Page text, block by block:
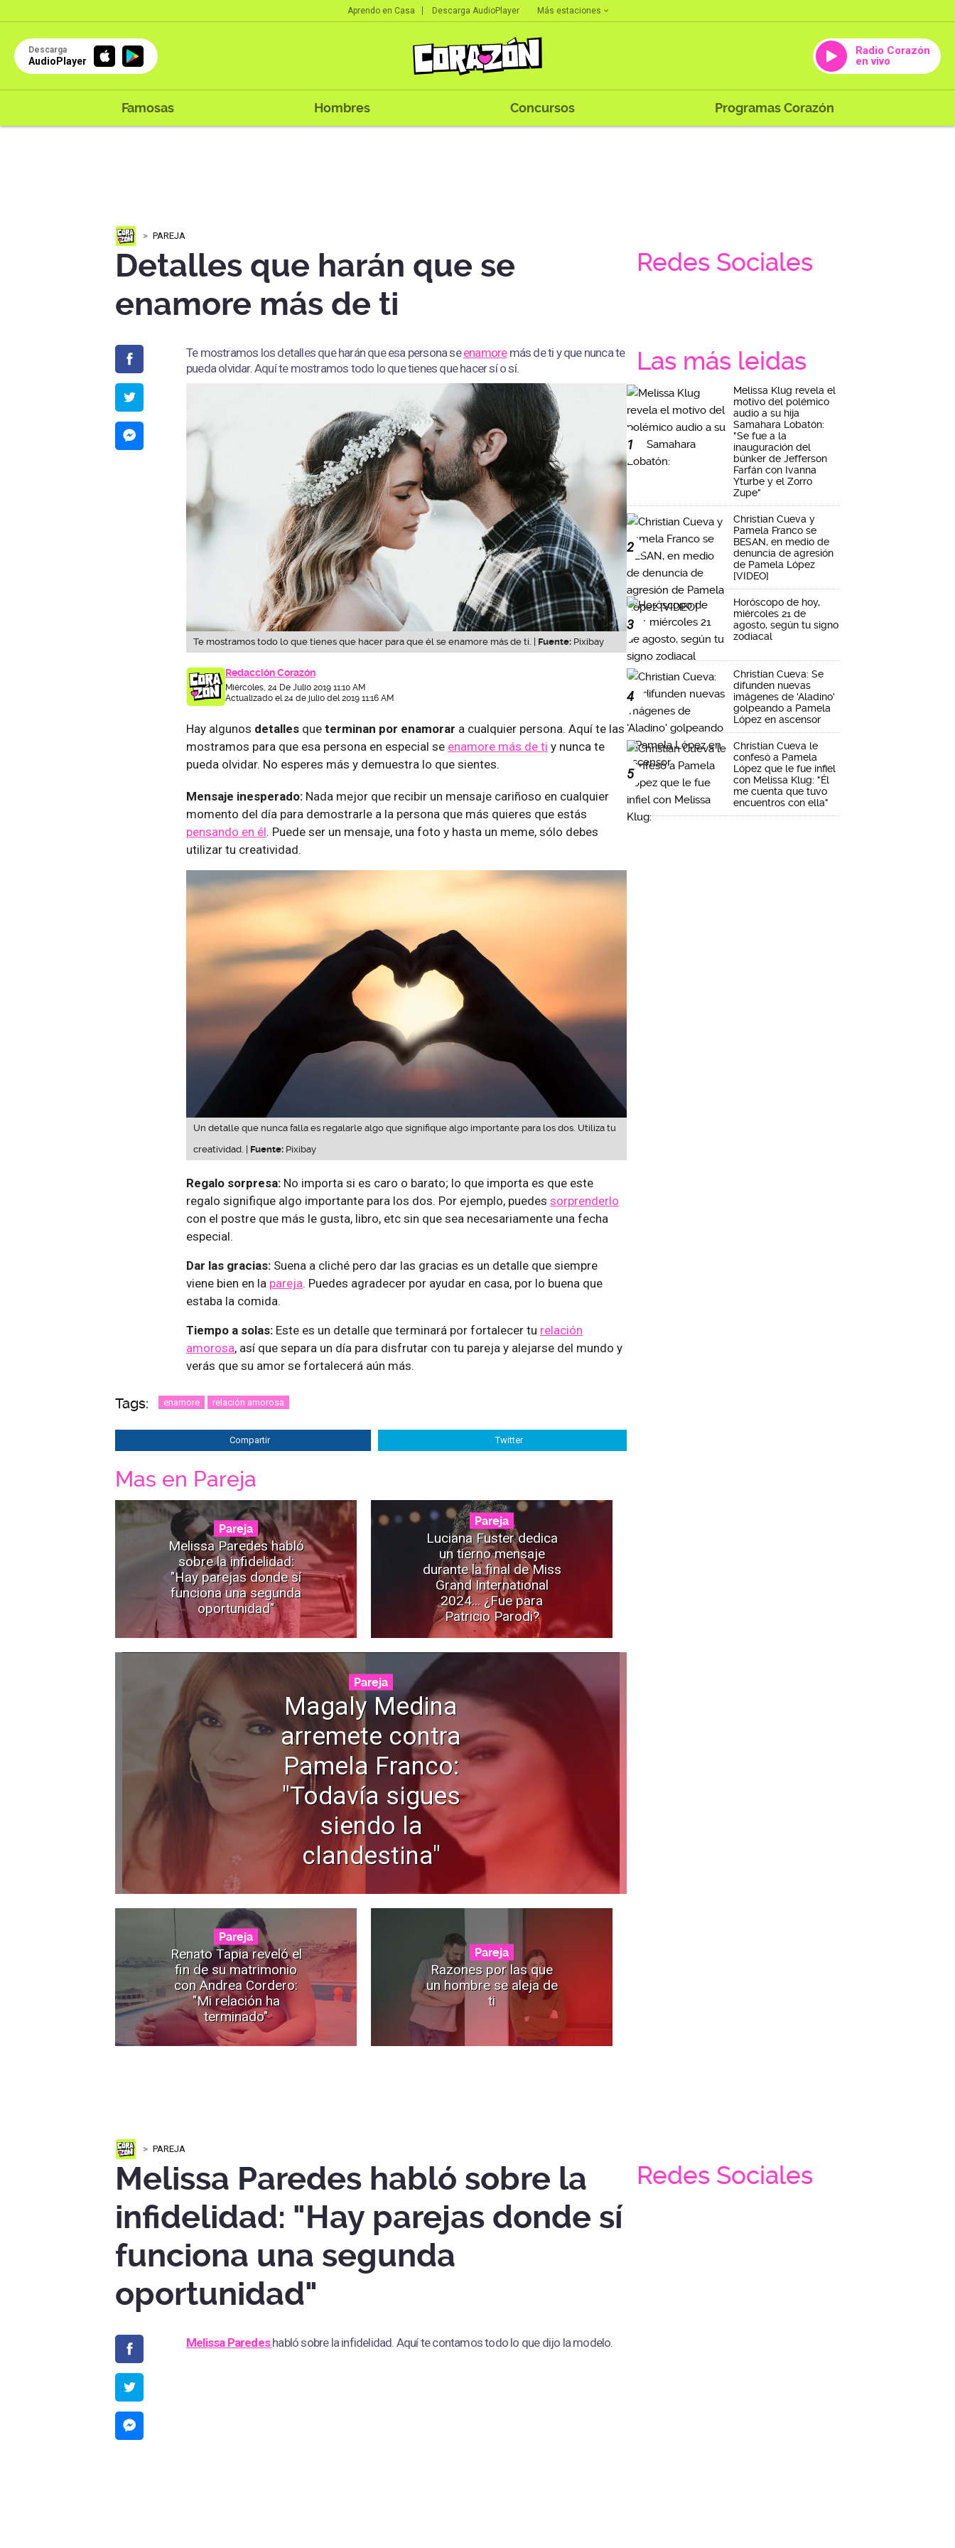
Aprendo en Casa Descarga AudioPlayer Más estaciones
Descarga
AudioPlayer
Radio Corazón
en vivo
Famosas Hombres Concursos Programas Corazón
PAREJA
Detalles que harán que se
enamore más de ti
Te mostramos los detalles que harán que esa persona seenamoremás de ti y que nunca te
pueda olvidar. Aquí te mostramos todo lo que tienes que hacer sí o sí.
Te mostramos todo lo que tienes que hacer para que él se enamore más de ti. | Fuente: Pixibay
Redacción Corazón
Miércoles, 24 De Julio 2019 11:10 AM
Actualizado el 24 de julio del 2019 11:16 AM
Hay algunos detalles que terminan por enamorar a cualquier persona. Aquí te las
mostramos para que esa persona en especial se enamore más de ti y nunca te
pueda olvidar. No esperes más y demuestra lo que sientes.
Mensaje inesperado: Nada mejor que recibir un mensaje cariñoso en cualquier
momento del día para demostrarle a la persona que más quieres que estás
pensando en él. Puede ser un mensaje, una foto y hasta un meme, sólo debes
utilizar tu creatividad.
Un detalle que nunca falla es regalarle algo que signifique algo importante para los dos. Utiliza tu
creatividad. | Fuente: Pixibay
Regalo sorpresa: No importa si es caro o barato; lo que importa es que este
regalo signifique algo importante para los dos. Por ejemplo, puedes sorprenderlo
con el postre que más le gusta, libro, etc sin que sea necesariamente una fecha
especial.
Dar las gracias: Suena a cliché pero dar las gracias es un detalle que siempre
viene bien en la pareja. Puedes agradecer por ayudar en casa, por lo buena que
estaba la comida.
Tiempo a solas: Este es un detalle que terminará por fortalecer tu relación
amorosa, así que separa un día para disfrutar con tu pareja y alejarse del mundo y
verás que su amor se fortalecerá aún más.
Tags: enamore relación amorosa
Compartir Twitter
Mas en Pareja
Pareja
Melissa Paredes habló
sobre la infidelidad:
"Hay parejas donde sí
funciona una segunda
oportunidad"
Pareja
Luciana Fuster dedica
un tierno mensaje
durante la final de Miss
Grand International
2024... ¿Fue para
Patricio Parodi?
Pareja
Magaly Medina
arremete contra
Pamela Franco:
"Todavía sigues
siendo la
clandestina"
Pareja
Renato Tapia reveló el
fin de su matrimonio
con Andrea Cordero:
"Mi relación ha
terminado"
Pareja
Razones por las que
un hombre se aleja de
ti
Redes Sociales
Las más leidas
1
Melissa Klug revela el
motivo del polémico
audio a su hija
Samahara Lobatón:
"Se fue a la
inauguración del
búnker de Jefferson
Farfán con Ivanna
Yturbe y el Zorro
Zupe"
2
Christian Cueva y
Pamela Franco se
BESAN, en medio de
denuncia de agresión
de Pamela López
[VIDEO]
3
Horóscopo de hoy,
miércoles 21 de
agosto, según tu signo
zodiacal
4
Christian Cueva: Se
difunden nuevas
imágenes de 'Aladino'
golpeando a Pamela
López en ascensor
5
Christian Cueva le
confesó a Pamela
López que le fue infiel
con Melissa Klug: "Él
me cuenta que tuvo
encuentros con ella"
PAREJA
Melissa Paredes habló sobre la
infidelidad: "Hay parejas donde sí
funciona una segunda
oportunidad"
Melissa Paredeshabló sobre la infidelidad. Aquí te contamos todo lo que dijo la modelo.
Redes Sociales